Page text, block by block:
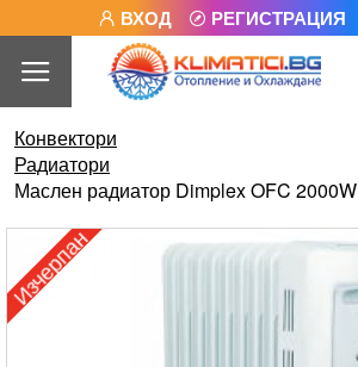
ВХОД РЕГИСТРАЦИЯ
Конвектори
Радиатори
Маслен радиатор Dimplex OFC 2000W
Изчерпан